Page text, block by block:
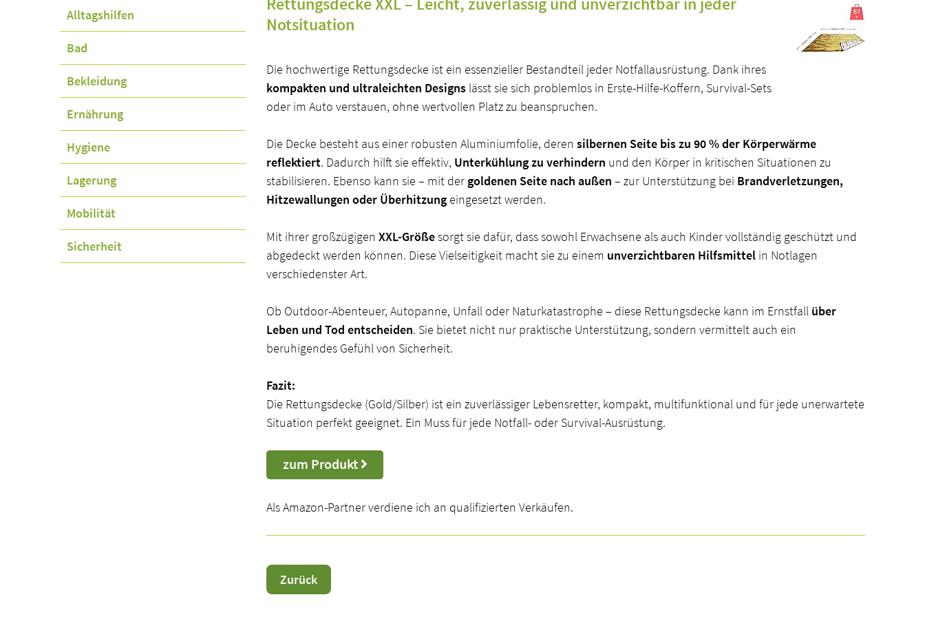
Notsituation
Die hochwertige Rettungsdecke ist ein essenzieller Bestandteil jeder Notfallausrüstung. Dank ihres
kompakten und ultraleichten Designs lässt sie sich problemlos in Erste-Hilfe-Koffern, Survival-Sets
oder im Auto verstauen, ohne wertvollen Platz zu beanspruchen.
Die Decke besteht aus einer robusten Aluminiumfolie, deren silbernen Seite bis zu 90 % der Körperwärme
reflektiert. Dadurch hilft sie effektiv, Unterkühlung zu verhindern und den Körper in kritischen Situationen zu
stabilisieren. Ebenso kann sie – mit der goldenen Seite nach außen – zur Unterstützung bei Brandverletzungen,
Hitzewallungen oder Überhitzung eingesetzt werden.
Mit ihrer großzügigen XXL-Größesorgt sie dafür, dass sowohl Erwachsene als auch Kinder vollständig geschützt und
abgedeckt werden können. Diese Vielseitigkeit macht sie zu einem unverzichtbaren Hilfsmittel in Notlagen
verschiedenster Art.
Ob Outdoor-Abenteuer, Autopanne, Unfall oder Naturkatastrophe – diese Rettungsdecke kann im Ernstfall über
Leben und Tod entscheiden. Sie bietet nicht nur praktische Unterstützung, sondern vermittelt auch ein
beruhigendes Gefühl von Sicherheit.
Fazit:
Die Rettungsdecke (Gold/Silber) ist ein zuverlässiger Lebensretter, kompakt, multifunktional und für jede unerwartete
Situation perfekt geeignet. Ein Muss für jede Notfall- oder Survival-Ausrüstung.
zum Produkt
Als Amazon-Partner verdiene ich an qualifizierten Verkäufen.
Zurück
Navigation
überspringen
Alltagshilfen
Bad
Bekleidung
Ernährung
Hygiene
Lagerung
Mobilität
Sicherheit